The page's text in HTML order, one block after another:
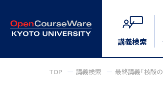
講義検索
TOP 講義検索 最終講義「核酸